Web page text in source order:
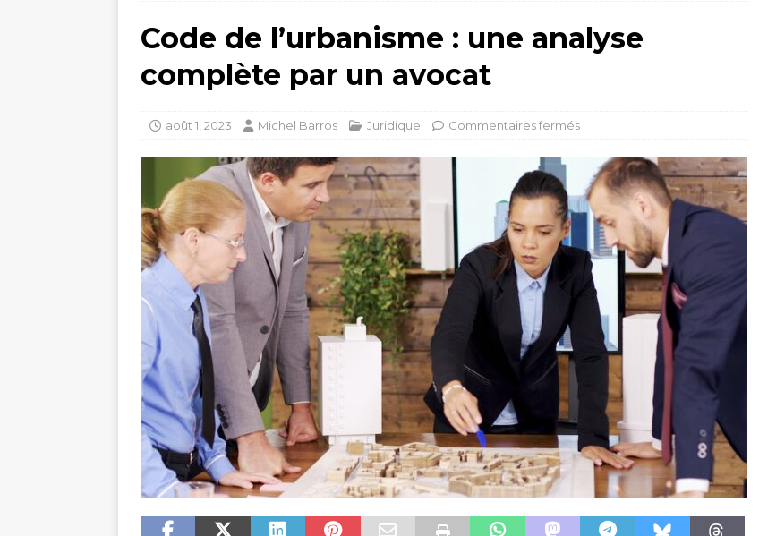
Code de l’urbanisme : une analyse
complète par un avocat
août 1, 2023 Michel Barros Juridique Commentaires fermés